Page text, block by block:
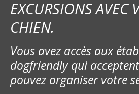
EXCURSIONS AVEC
CHIEN.
Vous avez accès aux
dogfriendly qui
pouvez organiser votre